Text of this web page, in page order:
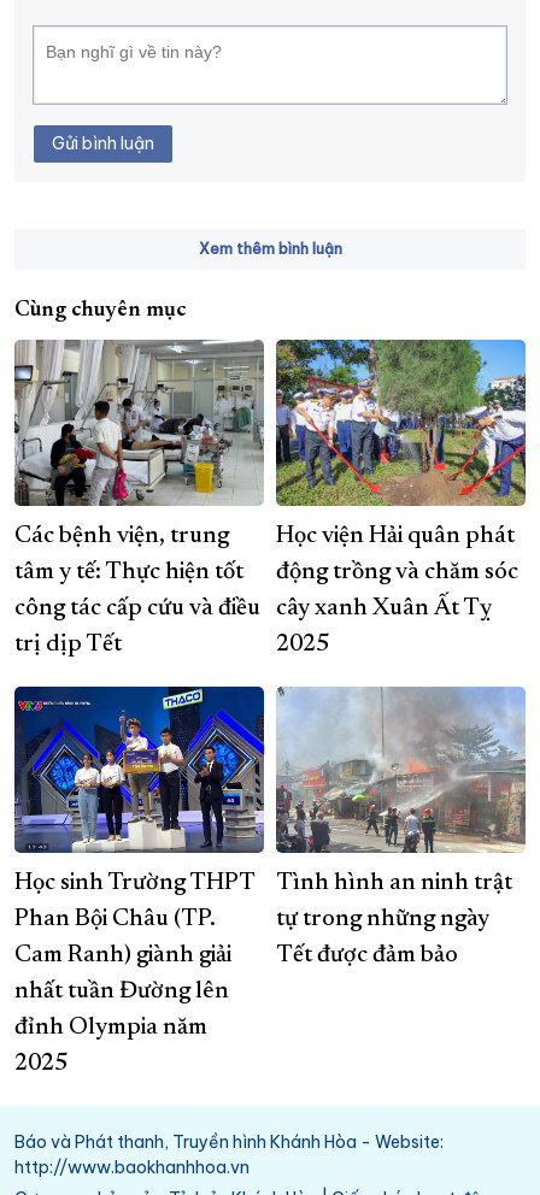
Gửi bình luận
Xem thêm bình luận
Cùng chuyên mục
Các bệnh viện, trung
tâm y tế: Thực hiện tốt
công tác cấp cứu và điều
trị dịp Tết
Học viện Hải quân phát
động trồng và chăm sóc
cây xanh Xuân Ất Tỵ
2025
Học sinh Trường THPT
Phan Bội Châu (TP.
Cam Ranh) giành giải
nhất tuần Đường lên
đỉnh Olympia năm
2025
Tình hình an ninh trật
tự trong những ngày
Tết được đảm bảo
Báo và Phát thanh, Truyền hình Khánh Hòa - Website:
http://www.baokhanhhoa.vn